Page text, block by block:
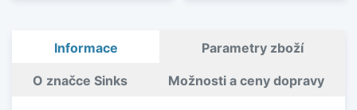
Informace Parametry zboží
O značce Sinks Možnosti a ceny dopravy